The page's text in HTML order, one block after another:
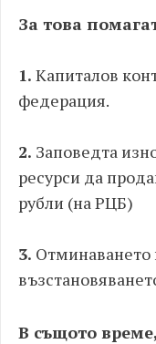
За това
1. Капиталов
федерация.
2. Заповедта
ресурси да
рубли (на РЦБ)
3. Отминаването
В същото